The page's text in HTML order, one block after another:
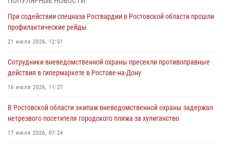
21 июля 2026, 12:51
В Ростовской области экипаж вневедомственной охраны задержал
17 июля 2026, 07:24
Сотрудники вневедомственной охраны пресекли противоправные
Конкурс профессионального мастерства взрывотехников прошел в
При содействии спецназа Росгвардии в Ростовской области прошли
профилактические рейды
21 июля 2026, 12:51
Сотрудники вневедомственной охраны пресекли противоправные
действия в гипермаркете в Ростове-на-Дону
16 июля 2026, 11:27
В Ростовской области экипаж вневедомственной охраны задержал
нетрезвого посетителя городского пляжа за хулиганство
17 июля 2026, 07:24